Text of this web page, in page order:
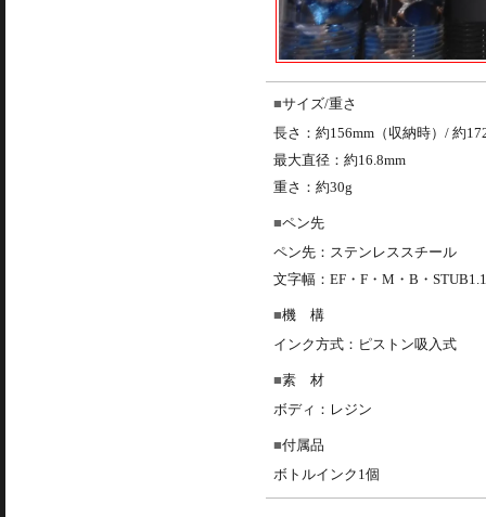
サイズ/重さ
長さ：約156mm（収納時）/ 約
最大直径：約16.8mm
重さ：約30g
ペン先
ペン先：ステンレススチール
文字幅：EF・F・M・B・
機 構
インク方式：ピストン吸入式
素 材
ボディ：レジン
付属品
ボトルインク1個